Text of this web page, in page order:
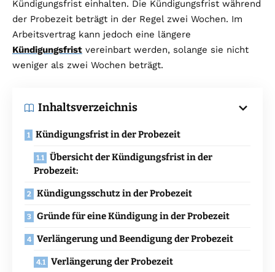
Kündigungsfrist einhalten. Die Kündigungsfrist während
der Probezeit beträgt in der Regel zwei Wochen. Im
Arbeitsvertrag kann jedoch eine längere
Kündigungsfrist vereinbart werden, solange sie nicht
weniger als zwei Wochen beträgt.
Inhaltsverzeichnis
Kündigungsfrist in der Probezeit
Übersicht der Kündigungsfrist in der
Probezeit:
Kündigungsschutz in der Probezeit
Gründe für eine Kündigung in der Probezeit
Verlängerung und Beendigung der Probezeit
Verlängerung der Probezeit